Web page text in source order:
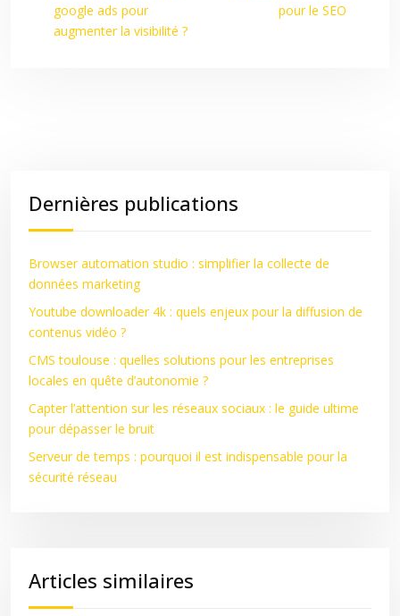
google ads pour
augmenter la visibilité ?
pour le SEO
Dernières publications
Browser automation studio : simplifier la collecte de
données marketing
Youtube downloader 4k : quels enjeux pour la diffusion de
contenus vidéo ?
CMS toulouse : quelles solutions pour les entreprises
locales en quête d’autonomie ?
Capter l’attention sur les réseaux sociaux : le guide ultime
pour dépasser le bruit
Serveur de temps : pourquoi il est indispensable pour la
sécurité réseau
Articles similaires